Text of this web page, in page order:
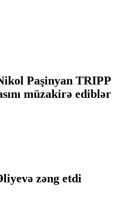
Paşinyan TRIPP
müzakirə ediblər
zəng etdi